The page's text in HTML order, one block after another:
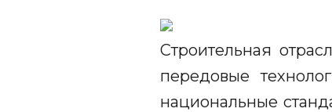
Строительная
передовые
национальные